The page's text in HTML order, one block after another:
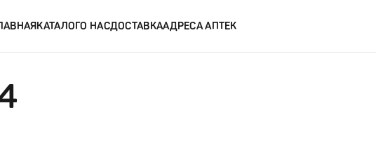
КАТАЛОГО НАСДОСТАВКААДРЕСА АПТЕК